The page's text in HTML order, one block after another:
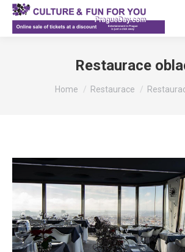
Restaurace
You are here:
Home Restaurace